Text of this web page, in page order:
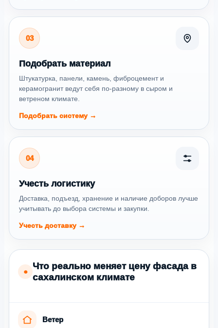
03
Подобрать материал
Штукатурка, панели, камень, фиброцемент и
керамогранит ведут себя по-разному в сыром и
ветреном климате.
Подобрать систему →
04
Учесть логистику
Доставка, подъезд, хранение и наличие доборов лучше
учитывать до выбора системы и закупки.
Учесть доставку →
●
Что реально меняет цену фасада в
сахалинском климате
Ветер